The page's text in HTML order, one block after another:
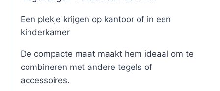
Een plekje krijgen op kantoor of in een
kinderkamer
De compacte maat maakt hem ideaal om te
combineren met andere tegels of
accessoires.